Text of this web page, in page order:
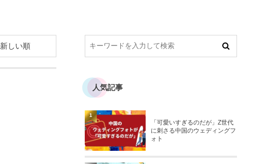
人気記事
「可愛いすぎるのだが」Z世代
に刺さる中国のウェディングフ
ォト
1